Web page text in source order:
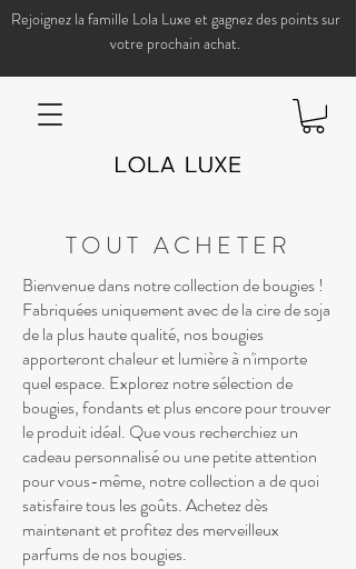
Rejoignez la famille Lola Luxe et gagnez des points sur
votre prochain achat.
TOUT ACHETER
Bienvenue dans notre collection de bougies !
Fabriquées uniquement avec de la cire de soja
de la plus haute qualité, nos bougies
apporteront chaleur et lumière à n'importe
quel espace. Explorez notre sélection de
bougies, fondants et plus encore pour trouver
le produit idéal. Que vous recherchiez un
cadeau personnalisé ou une petite attention
pour vous-même, notre collection a de quoi
satisfaire tous les goûts. Achetez dès
maintenant et profitez des merveilleux
parfums de nos bougies.